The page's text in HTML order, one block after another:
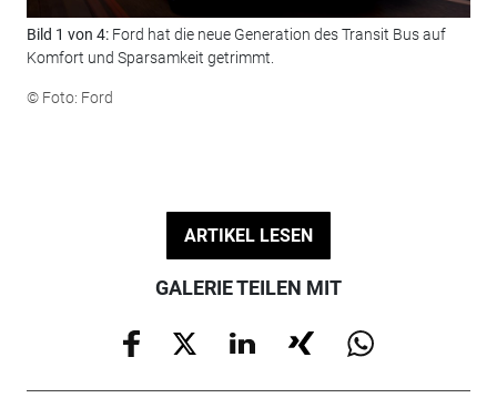
Bild 1 von 4: Ford hat die neue Generation des Transit Bus auf
Komfort und Sparsamkeit getrimmt.
© Foto: Ford
ARTIKEL LESEN
GALERIE TEILEN MIT